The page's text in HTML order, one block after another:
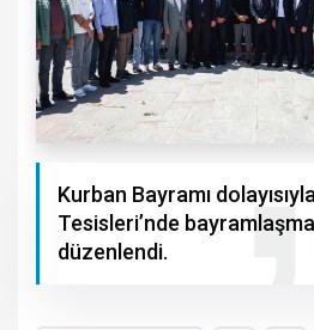
Kurban Bayramı
Tesisleri’nde
düzenlendi.